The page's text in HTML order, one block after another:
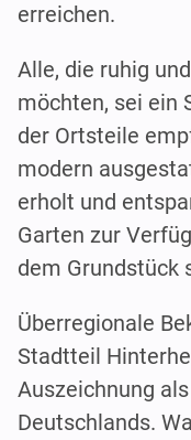
erreichen.
Alle, die ruhig
möchten, sei ein
der Ortsteile
modern
erholt und
Garten zur
dem Grundstück
Überregionale
Stadtteil
Auszeichnung
Deutschlands.